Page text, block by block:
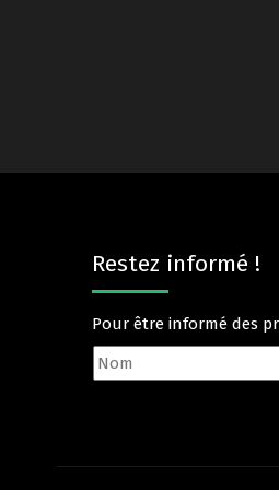
Restez informé !
Pour être informé des